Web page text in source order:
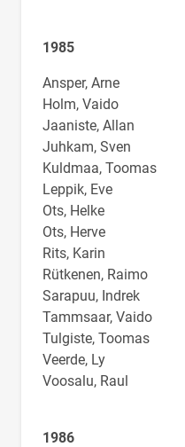
1985
Ansper, Arne
Holm, Vaido
Jaaniste, Allan
Juhkam, Sven
Kuldmaa, Toomas
Leppik, Eve
Ots, Helke
Ots, Herve
Rits, Karin
Rütkenen, Raimo
Sarapuu, Indrek
Tammsaar, Vaido
Tulgiste, Toomas
Veerde, Ly
Voosalu, Raul
1986